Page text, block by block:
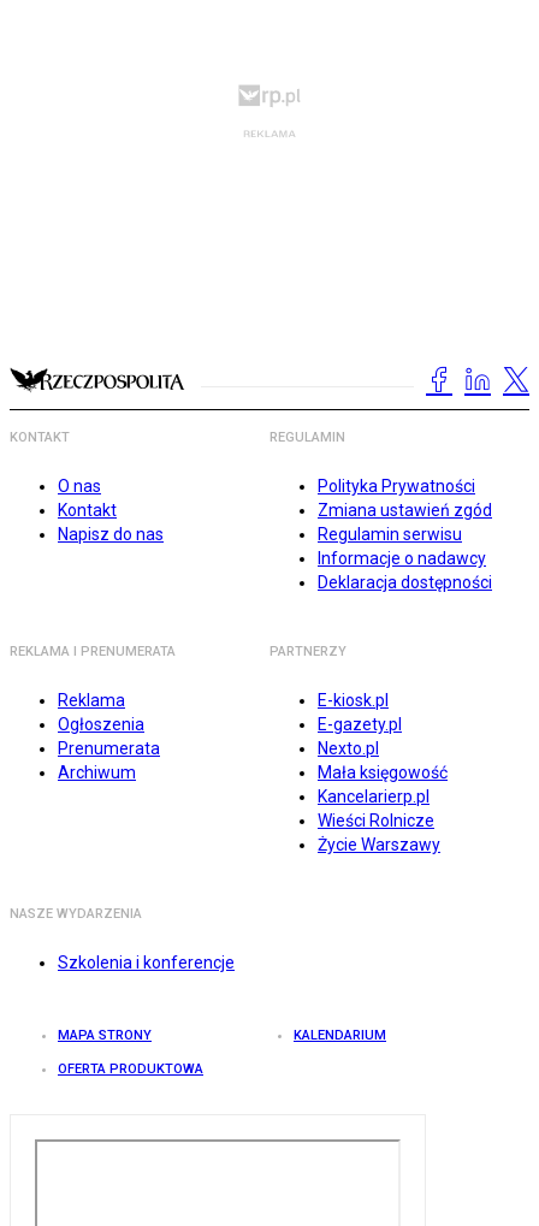
KONTAKT
O nas
Kontakt
Napisz do nas
REGULAMIN
Polityka Prywatności
Zmiana ustawień zgód
Regulamin serwisu
Informacje o nadawcy
Deklaracja dostępności
REKLAMA I PRENUMERATA
Reklama
Ogłoszenia
Prenumerata
Archiwum
PARTNERZY
E-kiosk.pl
E-gazety.pl
Nexto.pl
Mała księgowość
Kancelarierp.pl
Wieści Rolnicze
Życie Warszawy
NASZE WYDARZENIA
Szkolenia i konferencje
MAPA STRONY KALENDARIUM
OFERTA PRODUKTOWA